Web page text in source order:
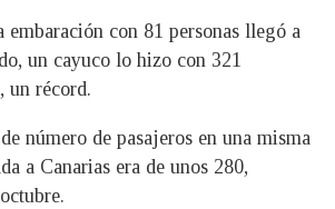
embaración con 81 personas llegó a
un cayuco lo hizo con 321
un récord.
número de pasajeros en una misma
a Canarias era de unos 280,